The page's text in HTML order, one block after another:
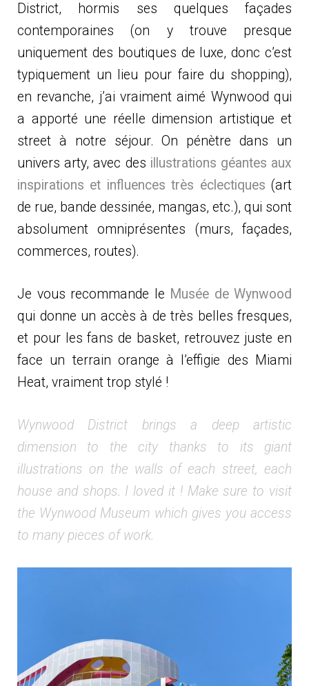
District, hormis ses quelques façades
contemporaines (on y trouve presque
uniquement des boutiques de luxe, donc c’est
typiquement un lieu pour faire du shopping),
en revanche, j’ai vraiment aimé Wynwood qui
a apporté une réelle dimension artistique et
street à notre séjour. On pénètre dans un
univers arty, avec des illustrations géantes aux
inspirations et influences très éclectiques (art
de rue, bande dessinée, mangas, etc.), qui sont
absolument omniprésentes (murs, façades,
commerces, routes).
Je vous recommande le Musée de Wynwood
qui donne un accès à de très belles fresques,
et pour les fans de basket, retrouvez juste en
face un terrain orange à l’effigie des Miami
Heat, vraiment trop stylé !
Wynwood District brings a deep artistic
dimension to the city thanks to its giant
illustrations on the walls of each street, each
house and shops. I loved it ! Make sure to visit
the Wynwood Museum which gives you access
to many pieces of work.